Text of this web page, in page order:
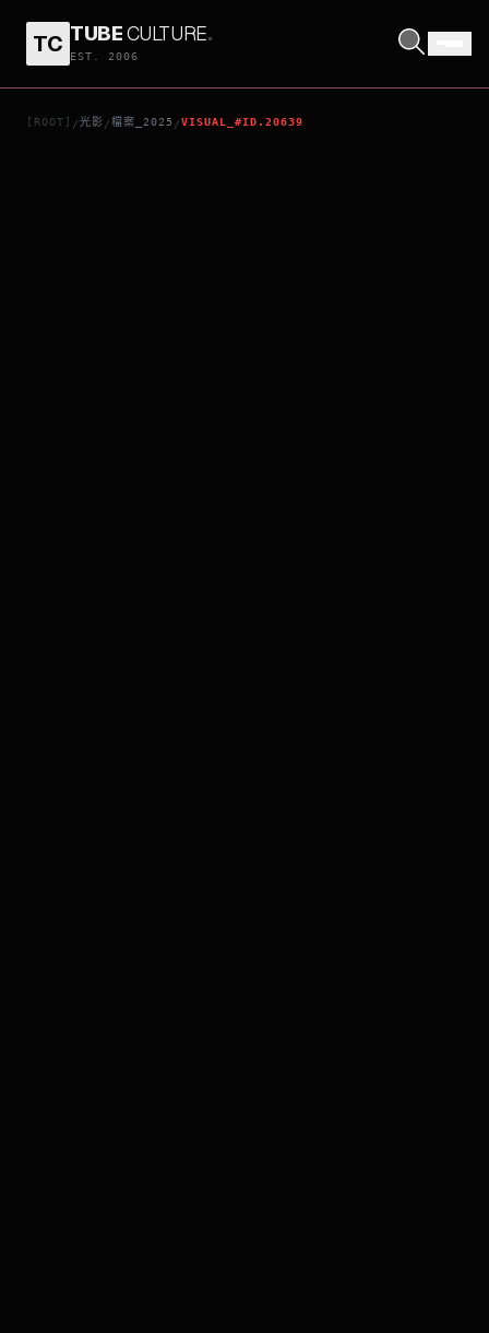
TC TUBECULTURE.
EST. 2006
[ROOT] /光影 /檔案_2025 /VISUAL_#ID.20639
營救飛虎